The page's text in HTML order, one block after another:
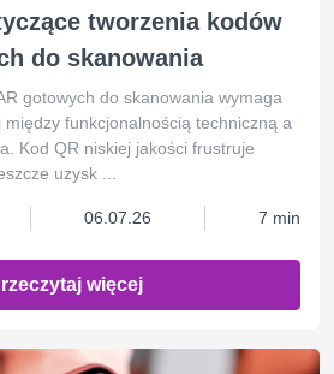
tworzenia kodów
do skanowania
gotowych do skanowania wymaga
funkcjonalnością techniczną a
Kod QR niskiej jakości frustruje
uzysk ...
06.07.26 7 min
więcej